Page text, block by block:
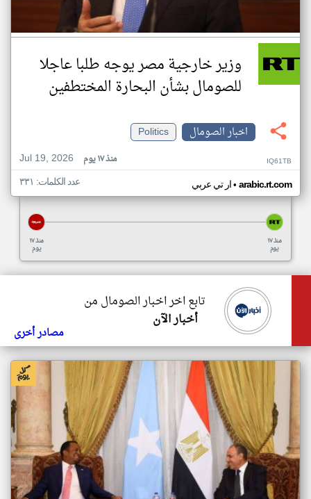
وزير خارجية مصر يوجه طلبا عاجلا
للصومال بشأن البحارة المختطفين
اخبار الصومال
Politics
Jul 19, 2026
منذ ١٧ يوم IQ61TB
ار تي عربي• arabic.rt.com عدد الكلمات: ٣٣١
منذ ١٧
يوم
منذ ١٧
يوم
تابع اخر اخبار الصومال من
أخبار الآن
مصادر أخرى